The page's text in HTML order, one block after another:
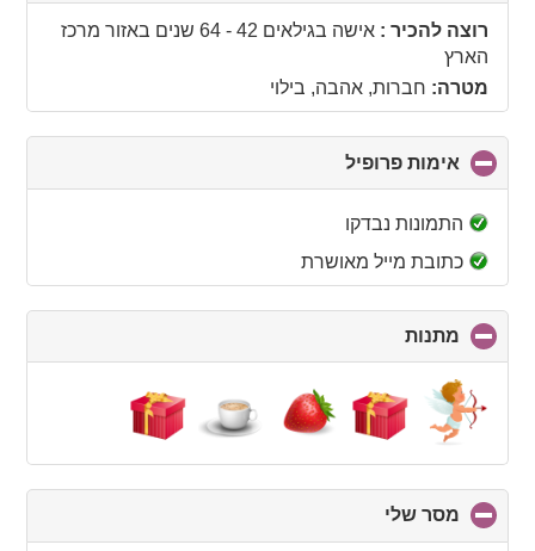
collapseרוצה להכיר :אישה בגילאים 42 - 64 שנים באזור מרכז
הארץ
מטרה: חברות, אהבה, בילוי
אימות פרופיל
to
התמונות נבדקו
כתובת מייל מאושרת
מתנות
to
contents
מסר שלי
to